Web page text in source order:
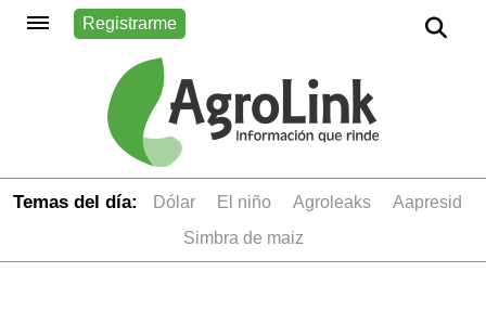
Registrarme
Temas del día: dólar el niño Agroleaks
aapresid
simbra de maiz